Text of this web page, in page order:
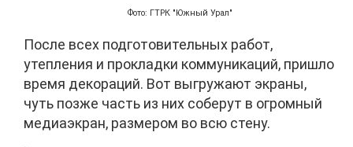
Фото: ГТРК "Южный Урал"
После всех подготовительных работ,
утепления и прокладки коммуникаций, пришло
время декораций. Вот выгружают экраны,
чуть позже часть из них соберут в огромный
медиаэкран, размером во всю стену.